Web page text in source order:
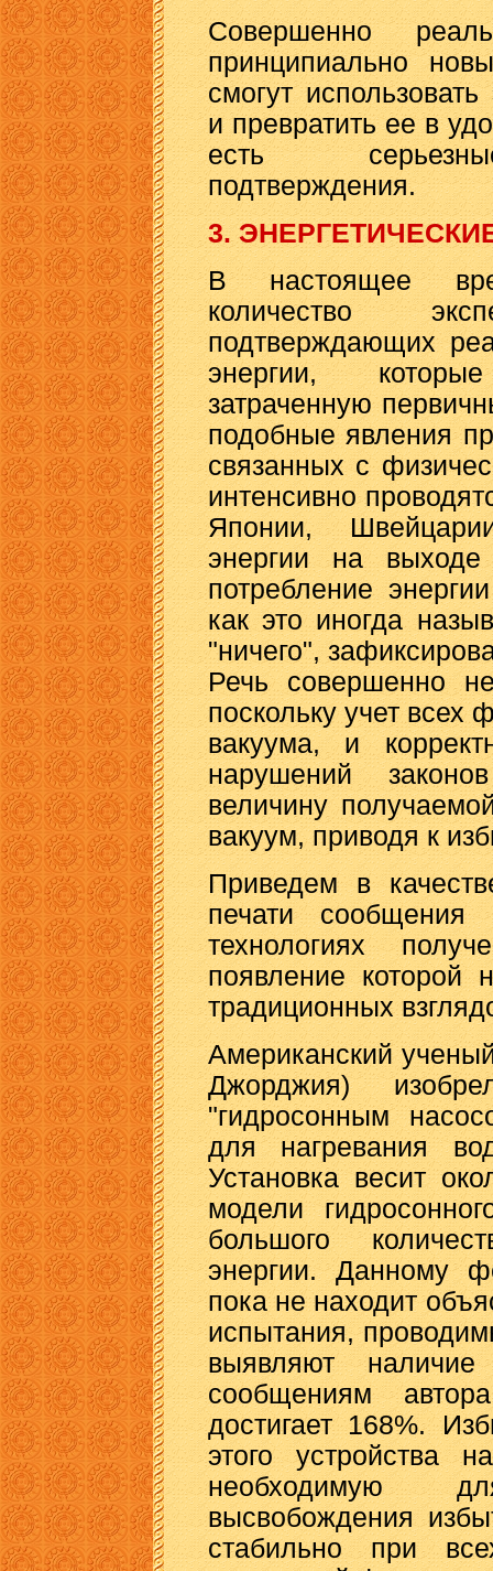
Совершенно
принципиально
смогут
и превратить ее в
есть
подтверждения.
3.
В настоящее
количество
подтверждающих
энергии,
затраченную
подобные явления
связанных с
интенсивно
Японии,
энергии на
потребление
как это иногда
"ничего",
Речь совершенно
поскольку учет всех
вакуума, и
нарушений
величину
вакуум, приводя к
Приведем в
печати сообщения
технологиях
появление которой
традиционных
Американский
Джорджия)
"гидросонным
для нагревания
Установка весит
модели
большого
энергии. Данному
пока не находит
испытания,
выявляют
сообщениям
достигает 168%.
этого устройства
необходимую
высвобождения
стабильно при